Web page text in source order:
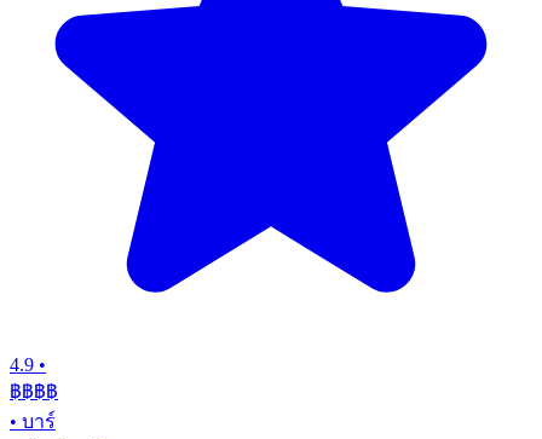
4.9 •
฿฿฿฿
• บาร์